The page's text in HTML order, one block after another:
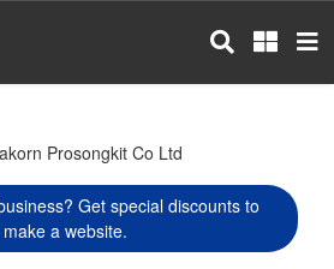
Prosongkit Co Ltd
Get special discounts to
make a website.